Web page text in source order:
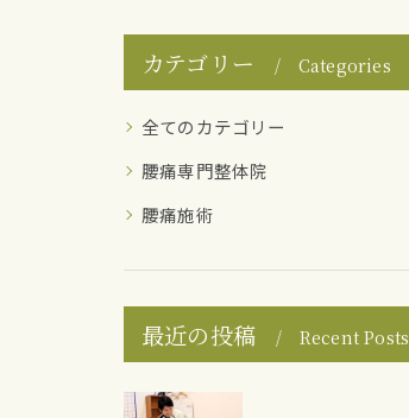
カテゴリー Categories
全てのカテゴリー
腰痛専門整体院
腰痛施術
最近の投稿 Recent Posts